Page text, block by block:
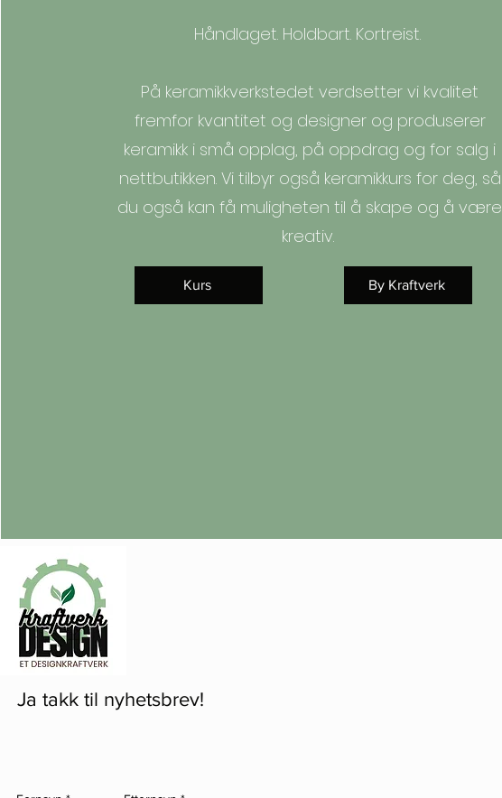
Håndlaget. Holdbart. Kortreist.
På keramikkverkstedet verdsetter vi kvalitet
fremfor kvantitet og designer og produserer
keramikk i små opplag, på oppdrag og for salg i
nettbutikken. Vi tilbyr også keramikkurs for deg, så
du også kan få muligheten til å skape og å være
kreativ.
Kurs By Kraftverk
Ja takk til nyhetsbrev!